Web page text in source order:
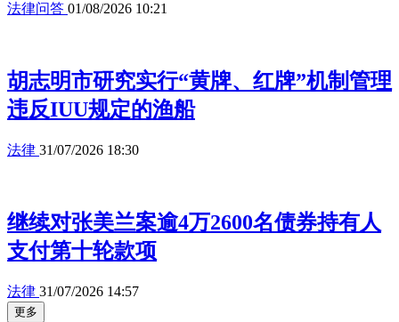
法律问答 01/08/2026 10:21
胡志明市研究实行“黄牌、红牌”机制管理
违反IUU规定的渔船
法律 31/07/2026 18:30
继续对张美兰案逾4万2600名债券持有人
支付第十轮款项
法律 31/07/2026 14:57
更多